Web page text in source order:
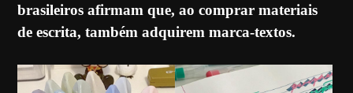
brasileiros afirmam que, ao comprar materiais
de escrita, também adquirem marca-textos.